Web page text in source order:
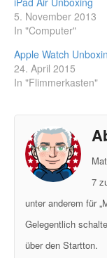
5. November 2013
In "Computer"
Apple Watch
24. April 2015
In "Flimmerkasten"
7
unter anderem für
Gelegentlich
über den Startton.